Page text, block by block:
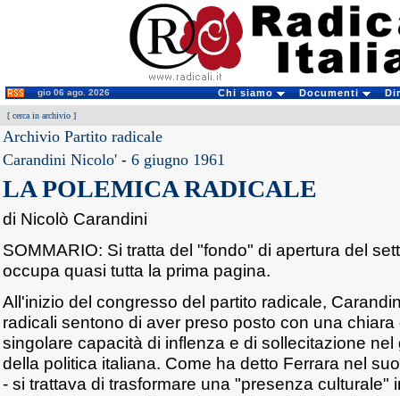
gio 06 ago. 2026 Chi siamo Documenti
[ cerca in archivio ]
Archivio Partito radicale
Carandini Nicolo' - 6 giugno 1961
LA POLEMICA RADICALE
di Nicolò Carandini
SOMMARIO: Si tratta del "fondo" di apertura del
occupa quasi tutta la prima pagina.
All'inizio del congresso del partito radicale,
radicali sentono di aver preso posto con una
singolare capacità di inflenza e di sollecitazione nel
della politica italiana. Come ha detto Ferrara nel
- si trattava di trasformare una "presenza culturale"